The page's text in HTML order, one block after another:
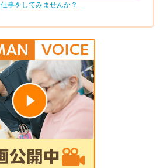
仕事をしてみませんか？